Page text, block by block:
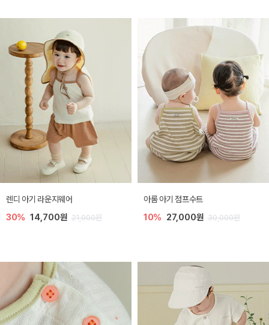
렌디 아기 라운지웨어
30% 14,700원 21,000원
아롬 아기 점프수트
10% 27,000원 30,000원